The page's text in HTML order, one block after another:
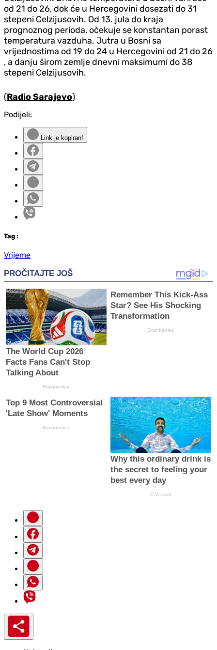
od 21 do 26, dok će u Hercegovini dosezati do 31
stepeni Celzijusovih. Od 13. jula do kraja
prognoznog perioda, očekuje se konstantan porast
temperatura vazduha. Jutra u Bosni sa
vrijednostima od 19 do 24 u Hercegovini od 21 do 26
, a danju širom zemlje dnevni maksimumi do 38
stepeni Celzijusovih.
(Radio Sarajevo)
Podijeli:
Link je kopiran!
Tag :
Vrijeme